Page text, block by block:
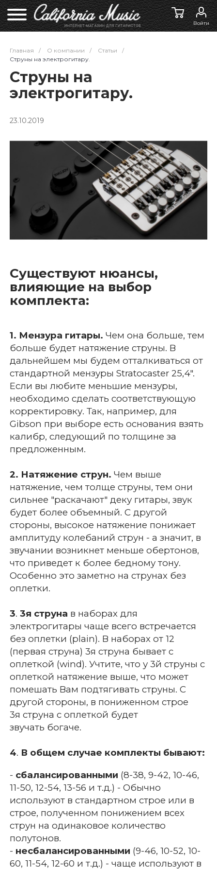
Войти
Главная / О компании / Статьи
/
Струны на электрогитару.
Струны на
электрогитару.
23.10.2019
Существуют нюансы,
влияющие на выбор
комплекта:
1. Мензура гитары. Чем она больше, тем
больше будет натяжение струны. В
дальнейшем мы будем отталкиваться от
стандартной мензуры Stratocaster 25,4".
Если вы любите меньшие мензуры,
необходимо сделать соответствующую
корректировку. Так, например, для
Gibson при выборе есть основания взять
калибр, следующий по толщине за
предложенным.
2. Натяжение струн. Чем выше
натяжение, чем толще струны, тем они
сильнее "раскачают" деку гитары, звук
будет более объемный. С другой
стороны, высокое натяжение понижает
амплитуду колебаний струн - а значит, в
звучании возникнет меньше обертонов,
что приведет к более бедному тону.
Особенно это заметно на струнах без
оплетки.
3. 3я струна в наборах для
электрогитары чаще всего встречается
без оплетки (plain). В наборах от 12
(первая струна) 3я струна бывает с
оплеткой (wind). Учтите, что у 3й струны с
оплеткой натяжение выше, что может
помешать Вам подтягивать струны. С
другой стороны, в пониженном строе
3я струна с оплеткой будет
звучать богаче.
4. В общем случае комплекты бывают:
- сбалансированными (8-38, 9-42, 10-46,
11-50, 12-54, 13-56 и т.д.) - Обычно
используют в стандартном строе или в
строе, полученном понижением всех
струн на одинаковое количество
полутонов.
- несбалансированными (9-46, 10-52, 10-
60, 11-54, 12-60 и т.д.) - чаще используют в